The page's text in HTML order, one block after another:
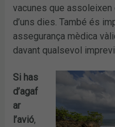
vacunes que
d’uns dies. També és
assegurança mèdica
davant qualsevol
Si has
d’agaf
ar
l’avió,